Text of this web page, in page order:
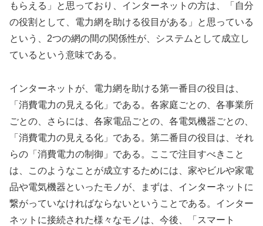
もらえる」と思っており、インターネットの方は、「自分
の役割として、電力網を助ける役目がある」と思っている
という、2つの網の間の関係性が、システムとして成立し
ているという意味である。
インターネットが、電力網を助ける第一番目の役目は、
「消費電力の見える化」である。各家庭ごとの、各事業所
ごとの、さらには、各家電品ごとの、各電気機器ごとの、
「消費電力の見える化」である。第二番目の役目は、それ
らの「消費電力の制御」である。ここで注目すべきこと
は、このようなことが成立するためには、家やビルや家電
品や電気機器といったモノが、まずは、インターネットに
繋がっていなければならないということである。インター
ネットに接続された様々なモノは、今後、「スマート